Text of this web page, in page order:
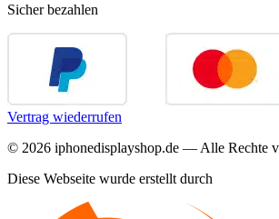
Sicher bezahlen
Vertrag wiederrufen
© 2026 iphonedisplayshop.de — Alle Rechte
Diese Webseite wurde erstellt durch